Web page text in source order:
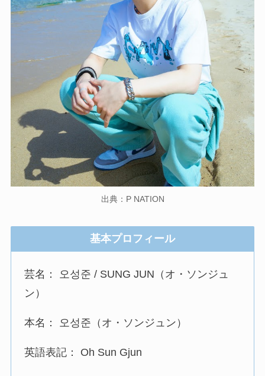
出典：P NATION
基本プロフィール
芸名： 오성준 / SUNG JUN（オ・ソンジュ
ン）
本名： 오성준（オ・ソンジュン）
英語表記： Oh Sun Gjun